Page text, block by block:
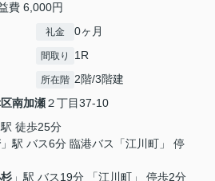
費 6,000円
礼金 0ヶ月
間取り 1R
所在階 2階/3階建
南加瀬２丁目37-10
駅 徒歩25分
」駅 バス6分 臨港バス「江川町」 停
」駅 バス19分 「江川町」 停歩2分